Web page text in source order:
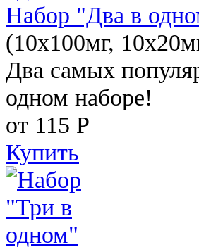
Набор "Два в
(10x100мг,
Два самых
одном наборе!
от 115 Р
Купить